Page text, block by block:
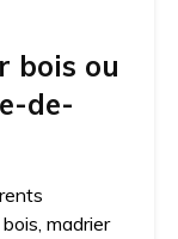
bois ou
de-
madrier